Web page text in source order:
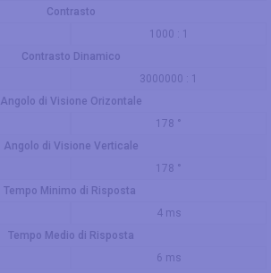
Contrasto
1000 : 1
Contrasto Dinamico
3000000 : 1
Angolo di Visione Orizontale
178 °
Angolo di Visione Verticale
178 °
Tempo Minimo di Risposta
4 ms
Tempo Medio di Risposta
6 ms